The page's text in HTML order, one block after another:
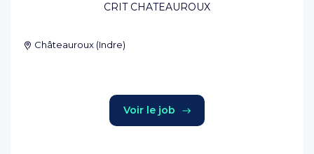
CRIT CHATEAUROUX
Châteauroux (Indre)
Voir le job